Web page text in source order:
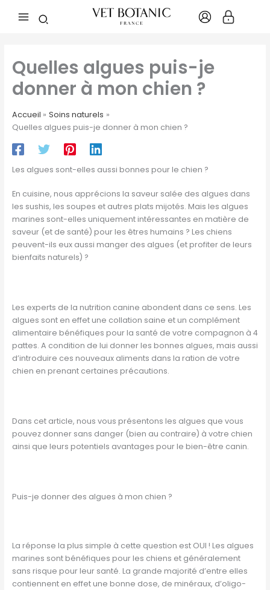
Quelles algues puis-je
donner à mon chien ?
Accueil
Soins naturels
Quelles algues puis-je donner à mon chien ?
Les algues sont-elles aussi bonnes pour le chien ?
En cuisine, nous apprécions la saveur salée des algues dans
les sushis, les soupes et autres plats mijotés. Mais les algues
marines sont-elles uniquement intéressantes en matière de
saveur (et de santé) pour les êtres humains ? Les chiens
peuvent-ils eux aussi manger des algues (et profiter de leurs
bienfaits naturels) ?
Les experts de la nutrition canine abondent dans ce sens. Les
algues sont en effet une collation saine et un complément
alimentaire bénéfiques pour la santé de votre compagnon à 4
pattes. A condition de lui donner les bonnes algues, mais aussi
d’introduire ces nouveaux aliments dans la ration de votre
chien en prenant certaines précautions.
Dans cet article, nous vous présentons les algues que vous
pouvez donner sans danger (bien au contraire) à votre chien
ainsi que leurs potentiels avantages pour le bien-être canin.
Puis-je donner des algues à mon chien ?
La réponse la plus simple à cette question est OUI ! Les algues
marines sont bénéfiques pour les chiens et généralement
sans risque pour leur santé. La grande majorité d’entre elles
contiennent en effet une bonne dose, de minéraux, d’oligo-